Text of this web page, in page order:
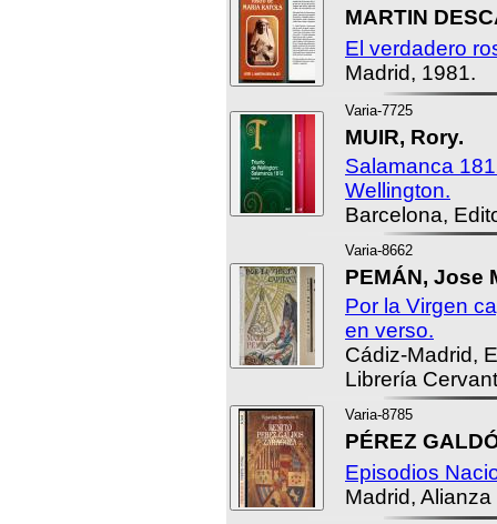
MARTIN
El verdadero
Madrid, 1981.
Varia-7725
MUIR, Rory.
Salamanca
Wellington.
Barcelona,
Varia-8662
PEMÁN, Jose
Por la Virgen
en verso.
Cádiz-Madrid,
Librería
Varia-8785
PÉREZ
Episodios
Madrid,